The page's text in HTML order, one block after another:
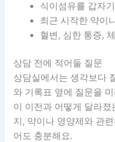
식이섬유를 갑자
최근 시작한 약이
혈변, 심한 통증,
상담 전에 적어둘 질문
상담실에서는 생각보다
와 기록표 옆에 질문을
이 이전과 어떻게 달라
지, 약이나 영양제와 관
어도 충분해요.